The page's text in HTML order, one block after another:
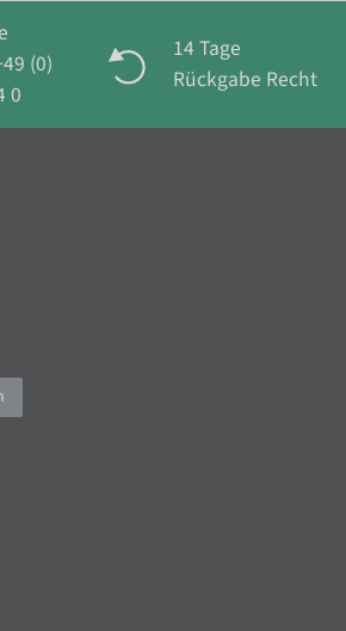
(0)
0
14 Tage
Rückgabe Recht